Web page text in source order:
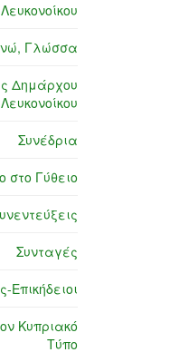
Γλώσσα
Δημάρχου
Λευκονοίκου
Συνέδρια
στο Γύθειο
Συνταγές
Επικήδειοι
Κυπριακό
Τύπο